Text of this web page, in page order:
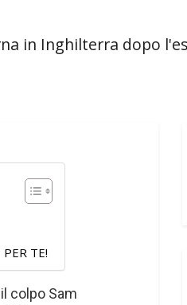
in Inghilterra dopo
PER TE!
colpo Sam